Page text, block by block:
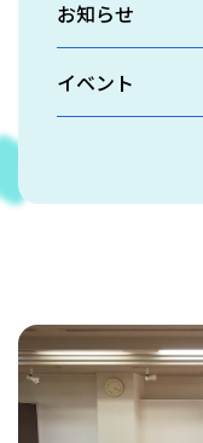
お知らせ
イベント